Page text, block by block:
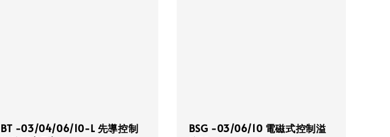
BT -03/04/06/10-L 先導控制
BSG -03/06/10 電磁式控制溢